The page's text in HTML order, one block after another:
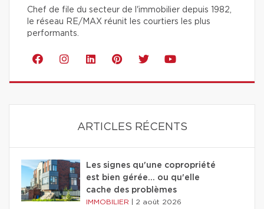
Chef de file du secteur de l'immobilier depuis 1982,
le réseau RE/MAX réunit les courtiers les plus
performants.
ARTICLES RÉCENTS
Les signes qu'une copropriété
est bien gérée… ou qu'elle
cache des problèmes
IMMOBILIER 2 août 2026